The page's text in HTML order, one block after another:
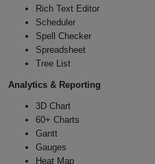
Rich Text Editor
Scheduler
Spell Checker
Spreadsheet
Tree List
Analytics & Reporting
3D Chart
60+ Charts
Gantt
Gauges
Heat Map